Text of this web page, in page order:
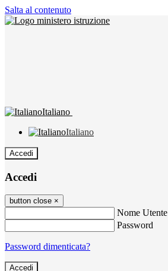
Salta al contenuto
Italiano
Italiano
Accedi
Accedi
button close ×
Nome Utente
Password
Password dimenticata?